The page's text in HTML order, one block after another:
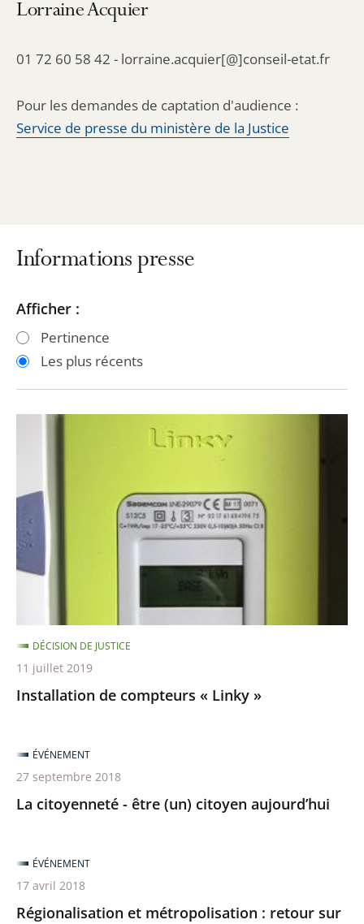
Lorraine Acquier
01 72 60 58 42 - lorraine.acquier[@]conseil-etat.fr
Pour les demandes de captation d'audience :
Service de presse du ministère de la Justice
Informations presse
Passer
les
filtres
Passer
les
filtres
Afficher :
Pertinence
Les plus récents
«
Linky
»
Installation de compteurs « Linky »
DÉCISION DE JUSTICE
11 juillet 2019
La citoyenneté - être (un) citoyen aujourd’hui
ÉVÉNEMENT
27 septembre 2018
Régionalisation et métropolisation : retour sur
ÉVÉNEMENT
17 avril 2018